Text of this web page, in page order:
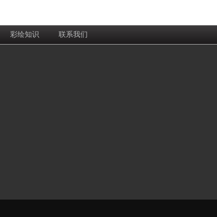
彩绘知识 联系我们